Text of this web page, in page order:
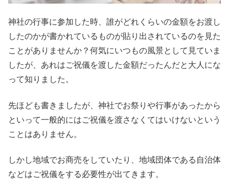
神社の行事に参加した時、誰がどれくらいの金額をお渡し
したのかが書かれているものが貼り出されているのを見た
ことがありませんか？何気にいつもの風景として見ていま
したが、あれはご祝儀を渡した金額だったんだと大人にな
って知りました。
先ほども書きましたが、神社でお祭りや行事があったから
といって一般的にはご祝儀を渡さなくてはいけないという
ことはありません。
しかし地域でお商売をしていたり、地域団体である自治体
などはご祝儀をする必要性が出てきます。